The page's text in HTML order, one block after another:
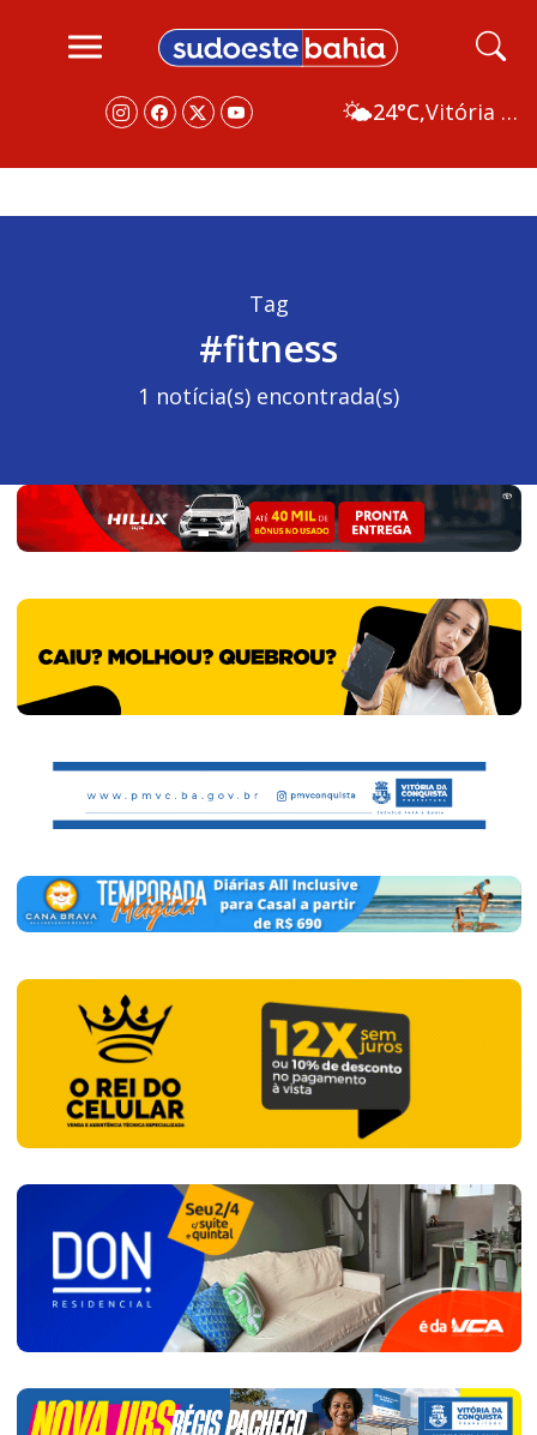
🌤️24°C, Vitória da Conquista
Tag
#fitness
1 notícia(s) encontrada(s)